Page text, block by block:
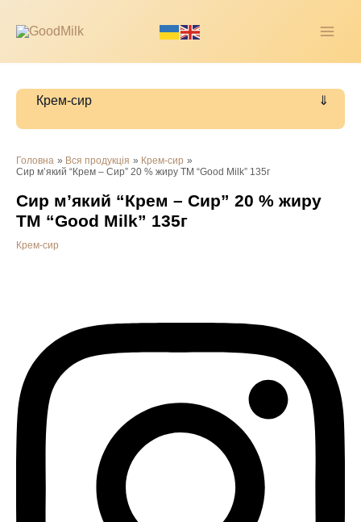
Крем-сир
Головна Вся продукція
Крем-сир
Сир м’який “Крем – Сир” 20 % жиру ТМ “Good Milk” 135г
Сир м’який “Крем – Сир” 20 % жиру
ТМ “Good Milk” 135г
Крем-сир